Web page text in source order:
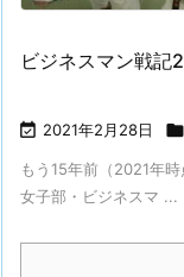
ビジネスマン戦記
 2021年2月28日 
もう15年前（2021年
女子部・ビジネスマ ...